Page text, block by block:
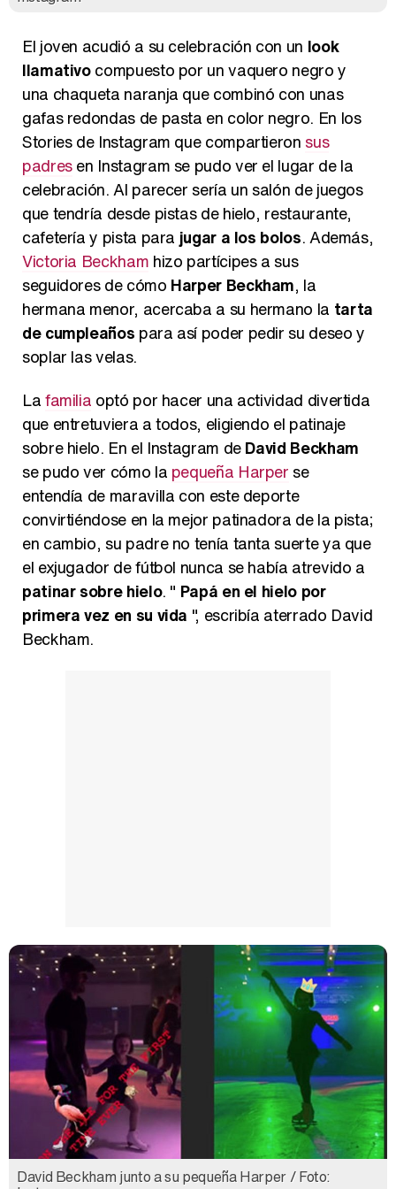
El joven acudió a su celebración con un look
llamativocompuesto por un vaquero negro y
una chaqueta naranja que combinó con unas
gafas redondas de pasta en color negro. En los
Stories de Instagram que compartieron sus
padresen Instagram se pudo ver el lugar de la
celebración. Al parecer sería un salón de juegos
que tendría desde pistas de hielo, restaurante,
cafetería y pista para jugar a los bolos. Además,
Victoria Beckham hizo partícipes a sus
seguidores de cómo Harper Beckham, la
hermana menor, acercaba a su hermano la tarta
de cumpleaños para así poder pedir su deseo y
soplar las velas.
Lafamilia optó por hacer una actividad divertida
que entretuviera a todos, eligiendo el patinaje
sobre hielo. En el Instagram deDavid Beckham
se pudo ver cómo la pequeña Harper se
entendía de maravilla con este deporte
convirtiéndose en la mejor patinadora de la pista;
en cambio, su padre no tenía tanta suerte ya que
el exjugador de fútbol nunca se había atrevido a
patinar sobre hielo. " Papá en el hielo por
primera vez en su vida ", escribía aterrado David
Beckham.
David Beckham junto a su pequeña Harper / Foto: